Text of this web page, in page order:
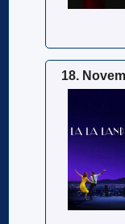
18.